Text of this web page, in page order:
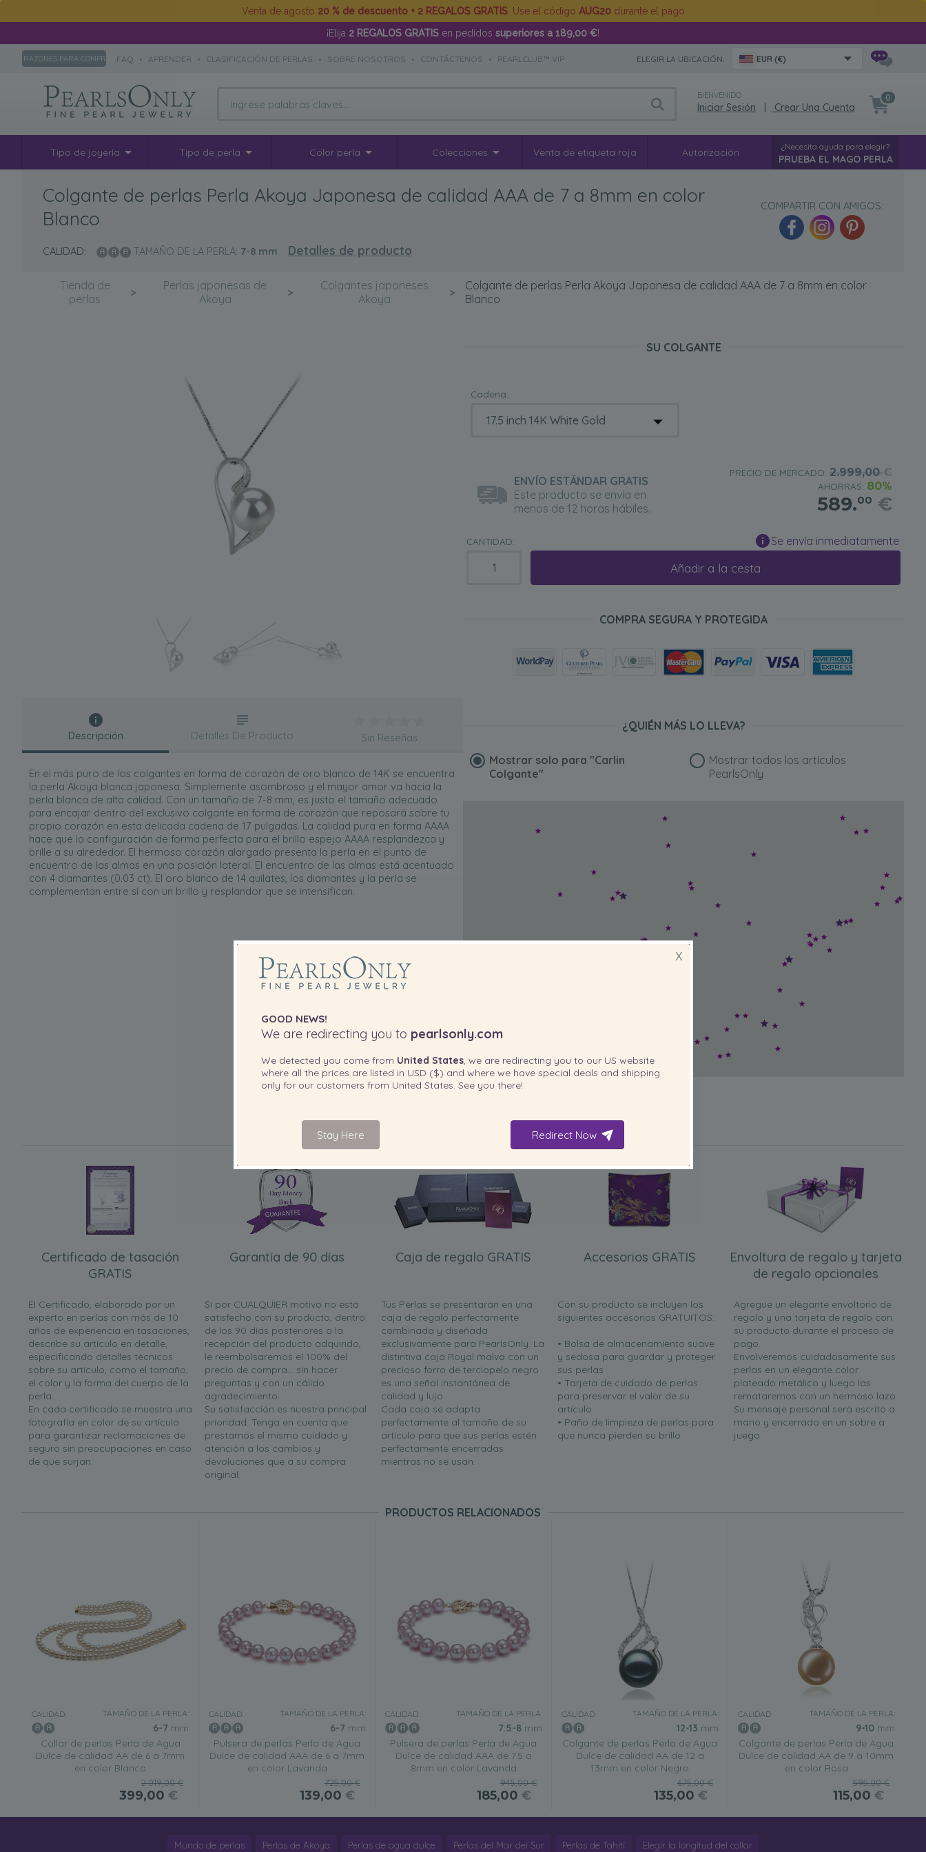
Venta de agosto 20 % de descuento + 2 REGALOS GRATIS. Use el código AUG20durante el pago
¡Elija 2 REGALOS GRATIS en pedidos superiores a 189,00 €!
RAZONES PARA COMPRAR FAQ • APRENDER • CLASIFICACIÓN DE PERLAS • SOBRE NOSOTROS • CONTÁCTENOS • PEARLCLUB™ VIP ELEGIR LA UBICACIÓN: EUR (€)
BIENVENIDO
Iniciar Sesión Crear Una Cuenta
0
Tipo de joyería Tipo de perla Color perla Colecciones Venta de etiqueta roja Autorización ¿Necesita ayuda para elegir?
PRUEBA EL MAGO PERLA
Colgante de perlas Perla Akoya Japonesa de calidad AAA de 7 a 8mm en color
Blanco
CALIDAD: TAMAÑO DE LA PERLA: 7-8 mm Detalles de producto
COMPARTIR CON AMIGOS:
Tienda de
perlas
>
Perlas japonesas de
Akoya
>
Colgantes japoneses
Akoya
>
Colgante de perlas Perla Akoya Japonesa de calidad AAA de 7 a 8mm en color
Blanco
SU COLGANTE
Cadena:
ENVÍO ESTÁNDAR GRATIS
Este producto se envía en
menos de 12 horas hábiles.
PRECIO DE MERCADO:2.999,00€
AHORRAS: 80%
589.00 €
CANTIDAD: Se envía inmediatamente
Añadir a la cesta
COMPRA SEGURA Y PROTEGIDA
Descripción
En el más puro de los colgantes en forma de corazón de oro blanco de 14K se encuentra
la perla Akoya blanca japonesa. Simplemente asombroso y el mayor amor va hacia la
perla blanca de alta calidad. Con un tamaño de 7-8 mm, es justo el tamaño adecuado
para encajar dentro del exclusivo colgante en forma de corazón que reposará sobre tu
propio corazón en esta delicada cadena de 17 pulgadas. La calidad pura en forma AAAA
hace que la configuración de forma perfecta para el brillo espejo AAAA resplandezca y
brille a su alrededor. El hermoso corazón alargado presenta la perla en el punto de
encuentro de las almas en una posición lateral. El encuentro de las almas está acentuado
con 4 diamantes (0.03 ct). El oro blanco de 14 quilates, los diamantes y la perla se
complementan entre sí con un brillo y resplandor que se intensifican.
Detalles De Producto Sin Reseñas
¿QUIÉN MÁS LO LLEVA?
Mostrar solo para "Carlin
Colgante"
Mostrar todos los artículos
PearlsOnly
INCLUIDO CON SU PRODUCTO
Certificado de tasación
GRATIS
El Certificado, elaborado por un
experto en perlas con más de 10
años de experiencia en tasaciones,
describe su artículo en detalle,
especificando detalles técnicos
sobre su artículo, como el tamaño,
el color y la forma del cuerpo de la
perla.
En cada certificado se muestra una
fotografía en color de su artículo
para garantizar reclamaciones de
seguro sin preocupaciones en caso
de que surjan.
Garantía de 90 días
Si por CUALQUIER motivo no está
satisfecho con su producto, dentro
de los 90 días posteriores a la
recepción del producto adquirido,
le reembolsaremos el 100% del
precio de compra... sin hacer
preguntas y con un cálido
agradecimiento.
Su satisfacción es nuestra principal
prioridad. Tenga en cuenta que
prestamos el mismo cuidado y
atención a los cambios y
devoluciones que a su compra
original.
Caja de regalo GRATIS
Tus Perlas se presentarán en una
caja de regalo perfectamente
combinada y diseñada
exclusivamente para PearlsOnly. La
distintiva caja Royal malva con un
precioso forro de terciopelo negro
es una señal instantánea de
calidad y lujo.
Cada caja se adapta
perfectamente al tamaño de su
artículo para que sus perlas estén
perfectamente encerradas
mientras no se usan.
Accesorios GRATIS
Con su producto se incluyen los
siguientes accesorios GRATUITOS:
• Bolsa de almacenamiento suave
y sedosa para guardar y proteger
sus perlas
• Tarjeta de cuidado de perlas
para preservar el valor de su
artículo
• Paño de limpieza de perlas para
que nunca pierden su brillo.
Envoltura de regalo y tarjeta
de regalo opcionales
Agregue un elegante envoltorio de
regalo y una tarjeta de regalo con
su producto durante el proceso de
pago.
Envolveremos cuidadosamente sus
perlas en un elegante color
plateado metálico y luego las
remataremos con un hermoso lazo.
Su mensaje personal será escrito a
mano y encerrado en un sobre a
juego.
PRODUCTOS RELACIONADOS
CALIDAD: TAMAÑO DE LA PERLA:
6-7 mm
Collar de perlas Perla de Agua
Dulce de calidad AA de 6 a 7mm
en color Blanco
2.019,00 €
399,00 €
CALIDAD: TAMAÑO DE LA PERLA:
6-7 mm
Pulsera de perlas Perla de Agua
Dulce de calidad AAA de 6 a 7mm
en color Lavanda
725,00 €
139,00 €
CALIDAD: TAMAÑO DE LA PERLA:
7.5-8mm
Pulsera de perlas Perla de Agua
Dulce de calidad AAA de 7.5 a
8mm en color Lavanda
945,00 €
185,00 €
CALIDAD: TAMAÑO DE LA PERLA:
12-13 mm
Colgante de perlas Perla de Agua
Dulce de calidad AA de 12 a
13mm en color Negro
675,00 €
135,00 €
CALIDAD: TAMAÑO DE LA PERLA:
9-10mm
Colgante de perlas Perla de Agua
Dulce de calidad AA de 9 a 10mm
en color Rosa
595,00 €
115,00 €
Mundo de perlas Perlas de Akoya Perlas de agua dulce Perlas del Mar del Sur Perlas de Tahití Elegir la longitud del collar
X
GOOD NEWS!
We are redirecting you to pearlsonly.com
We detected you come from United States, we are redirecting you to our US website
where all the prices are listed in USD ($) and where we have special deals and shipping
only for our customers from United States . See you there!
Stay Here Redirect Now